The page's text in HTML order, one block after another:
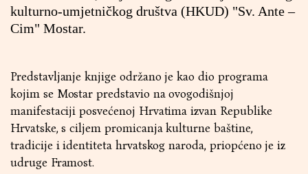
kulturno-umjetničkog društva (HKUD) "Sv. Ante –
Cim" Mostar.
Predstavljanje knjige održano je kao dio programa
kojim se Mostar predstavio na ovogodišnjoj
manifestaciji posvećenoj Hrvatima izvan Republike
Hrvatske, s ciljem promicanja kulturne baštine,
tradicije i identiteta hrvatskog naroda, priopćeno je iz
udruge Framost.